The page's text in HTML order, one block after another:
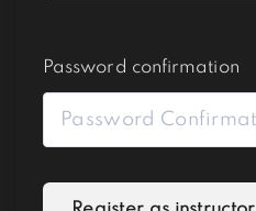
Password confirmation
A